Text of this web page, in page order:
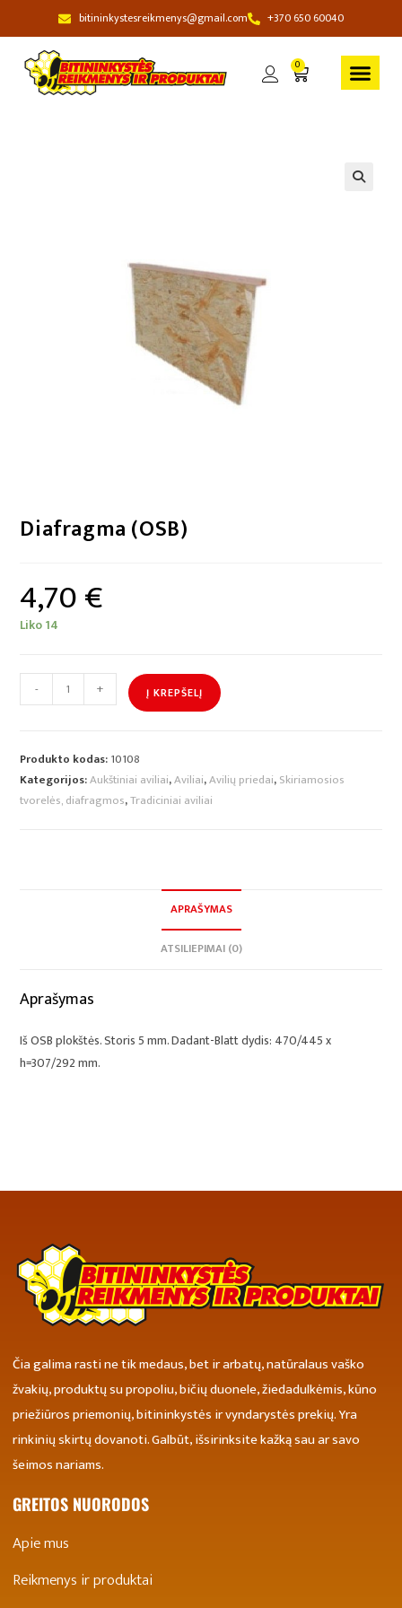
bitininkystesreikmenys@gmail.com +370 650 60040
0
Diafragma (OSB)
4,70€
Liko 14
- + Į KREPŠELĮ
Produkto kodas:10108
Kategorijos:Aukštiniai aviliai,Aviliai,Avilių priedai,Skiriamosios
tvorelės, diafragmos,Tradiciniai aviliai
APRAŠYMAS
ATSILIEPIMAI (0)
Aprašymas
Iš OSB plokštės. Storis 5 mm. Dadant-Blatt dydis: 470/445 x
h=307/292 mm.
Čia galima rasti ne tik medaus, bet ir arbatų, natūralaus vaško
žvakių, produktų su propoliu, bičių duonele, žiedadulkėmis, kūno
priežiūros priemonių, bitininkystės ir vyndarystės prekių. Yra
rinkinių skirtų dovanoti. Galbūt, išsirinksite kažką sau ar savo
šeimos nariams.
GREITOS NUORODOS
Apie mus
Reikmenys ir produktai